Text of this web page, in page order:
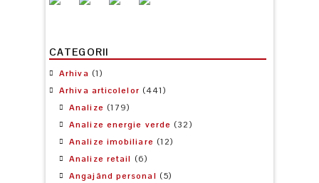
CATEGORII
Arhiva (1)
Arhiva articolelor (441)
Analize (179)
Analize energie verde (32)
Analize imobiliare (12)
Analize retail (6)
Angajând personal (5)